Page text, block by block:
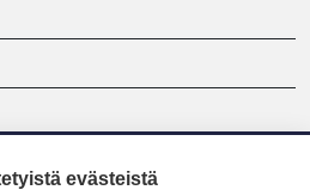
evästeistä